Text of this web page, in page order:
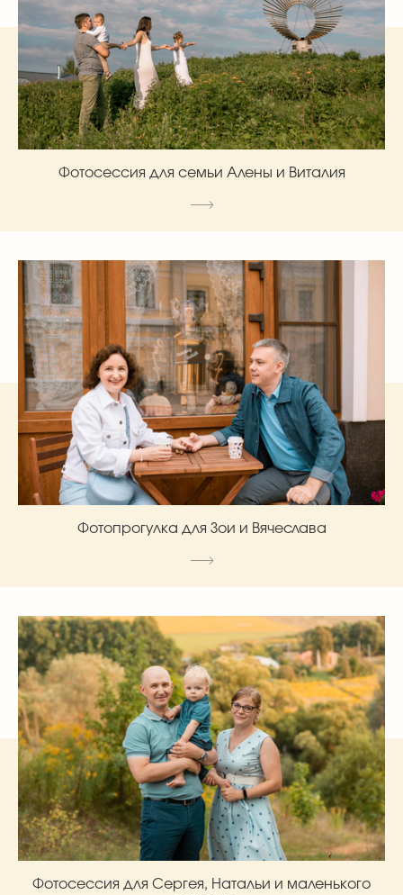
Фотосессия для семьи Алены и Виталия
Фотопрогулка для Зои и Вячеслава
Фотосессия для Сергея, Натальи и маленького